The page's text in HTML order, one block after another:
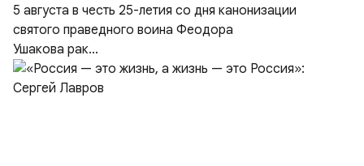
Кафедральный собор праведного Феодора
Ушакова в Саранске
5 августа в честь 25-летия со дня канонизации
святого праведного воина Феодора
Ушакова рак...